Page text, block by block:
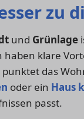
zu
und Grünlage
klare
das
oder ein Haus
passt.